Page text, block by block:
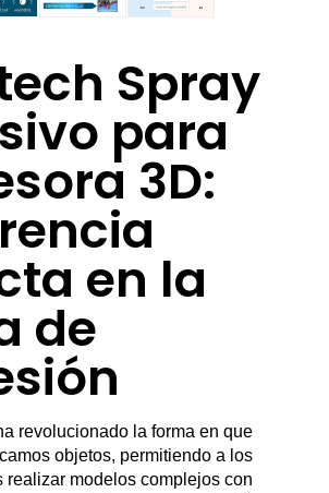
Spray
para
3D:
en la
de
revolucionado la forma en que
objetos, permitiendo a los
realizar modelos complejos con